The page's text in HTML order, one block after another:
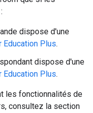
dispose d'une
Education Plus.
dispose d'une
Education Plus.
les fonctionnalités de
consultez la section